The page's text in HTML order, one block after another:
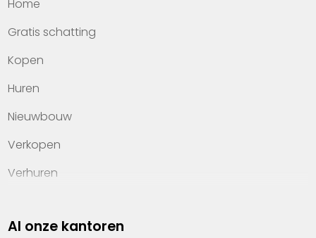
Home
Gratis schatting
Kopen
Huren
Nieuwbouw
Verkopen
Verhuren
Property management
Al onze kantoren